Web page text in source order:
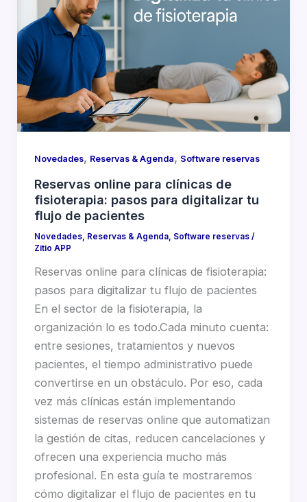
Novedades, Reservas & Agenda, Software reservas
Reservas online para clínicas de
fisioterapia: pasos para digitalizar tu
flujo de pacientes
Novedades, Reservas & Agenda, Software reservas/
Zitio APP
Reservas online para clínicas de fisioterapia:
pasos para digitalizar tu flujo de pacientes
En el sector de la fisioterapia, la
organización lo es todo.Cada minuto cuenta:
entre sesiones, tratamientos y nuevos
pacientes, el tiempo administrativo puede
convertirse en un obstáculo. Por eso, cada
vez más clínicas están implementando
sistemas de reservas online que automatizan
la gestión de citas, reducen cancelaciones y
ofrecen una experiencia mucho más
profesional. En esta guía te mostraremos
cómo digitalizar el flujo de pacientes en tu